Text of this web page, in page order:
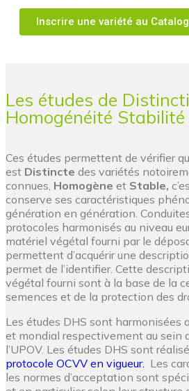
Inscrire une variété au
Les études de
Homogénéité Stabilité
Ces études permettent de vérifier
est Distincte des variétés
connues, Homogène et Stable,
conserve ses caractéristiques
génération en génération.
protocoles harmonisés au niveau
matériel végétal fourni par le
permettent d’acquérir une
permet de l’identifier. Cette
végétal fourni sont à la base de la
semences et de la protection des
Les études DHS sont harmonisées
et mondial respectivement au sein
l’UPOV. Les études DHS sont
protocole OCVV en vigueur. Les
les normes d’acceptation sont